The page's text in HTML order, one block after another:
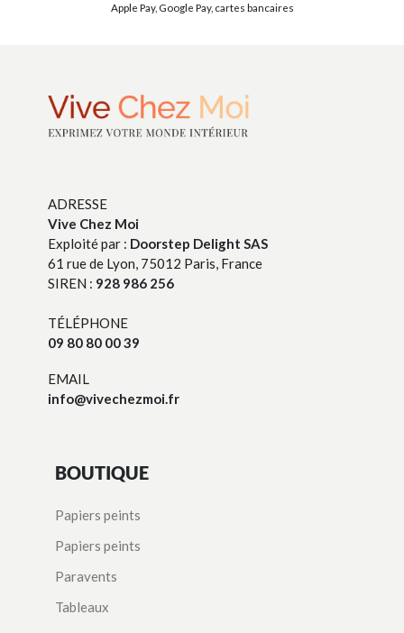
Apple Pay, Google Pay, cartes bancaires
ADRESSE
Vive Chez Moi
Exploité par : Doorstep Delight SAS
61 rue de Lyon, 75012 Paris, France
SIREN : 928 986 256
TÉLÉPHONE
09 80 80 00 39
EMAIL
info@vivechezmoi.fr
BOUTIQUE
Papiers peints
Papiers peints
Paravents
Tableaux